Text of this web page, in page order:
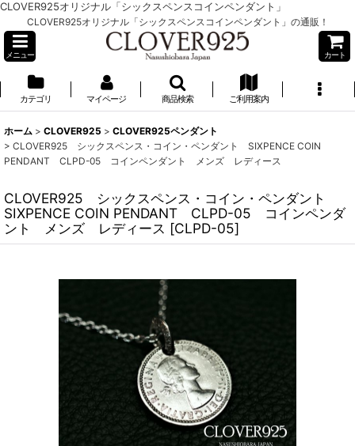
CLOVER925オリジナル「シックスペンスコインペンダント」
CLOVER925オリジナル「シックスペンスコインペンダント」の通販！
メニュー カート
カテゴリ マイページ 商品検索 ご利用案内
ホーム > CLOVER925 > CLOVER925ペンダント
> CLOVER925 シックスペンス・コイン・ペンダント SIXPENCE COIN
PENDANT CLPD-05 コインペンダント メンズ レディース
CLOVER925 シックスペンス・コイン・ペンダント
SIXPENCE COIN PENDANT CLPD-05 コインペンダ
ント メンズ レディース [CLPD-05]